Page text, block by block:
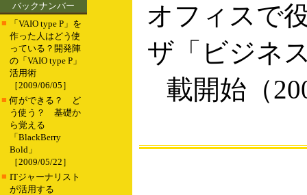
バックナンバー
■
「VAIO type P」を
作った人はどう使
っている？開発陣
の「VAIO type P」
活用術
［2009/06/05］
■ 何ができる？ ど
う使う？ 基礎か
ら覚える
「BlackBerry
Bold」
［2009/05/22］
■ ITジャーナリスト
が活用する
オフィスで
ザ「ビジネ
載開始（